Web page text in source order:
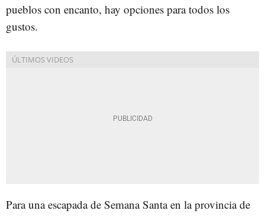
pueblos con encanto, hay opciones para todos los
gustos.
Para una escapada de Semana Santa en la provincia de